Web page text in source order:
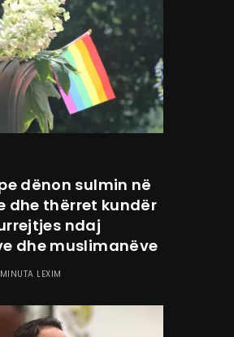
dënon sulmin në
dhe thërret kundër
ndaj
dhe muslimanëve
LEXIM